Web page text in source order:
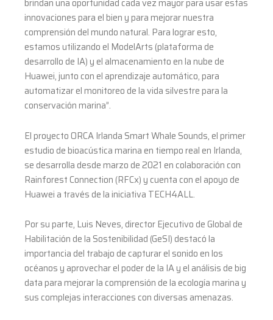
brindan una oportunidad cada vez mayor para usar estas
innovaciones para el bien y para mejorar nuestra
comprensión del mundo natural. Para lograr esto,
estamos utilizando el ModelArts (plataforma de
desarrollo de IA) y el almacenamiento en la nube de
Huawei, junto con el aprendizaje automático, para
automatizar el monitoreo de la vida silvestre para la
conservación marina”.
El proyecto ORCA Irlanda Smart Whale Sounds, el primer
estudio de bioacústica marina en tiempo real en Irlanda,
se desarrolla desde marzo de 2021 en colaboración con
Rainforest Connection (RFCx) y cuenta con el apoyo de
Huawei a través de la iniciativa TECH4ALL.
Por su parte, Luis Neves, director Ejecutivo de Global de
Habilitación de la Sostenibilidad (GeSI) destacó la
importancia del trabajo de capturar el sonido en los
océanos y aprovechar el poder de la IA y el análisis de big
data para mejorar la comprensión de la ecología marina y
sus complejas interacciones con diversas amenazas.